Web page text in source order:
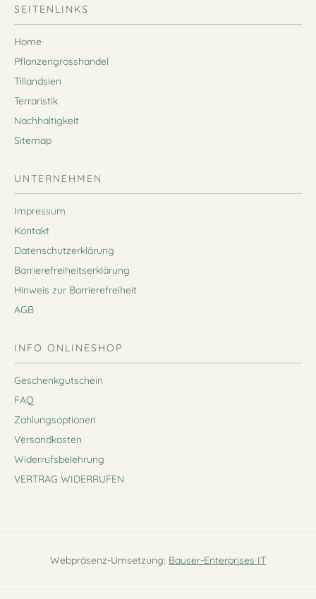
SEITENLINKS
Home
Pflanzengrosshandel
Tillandsien
Terraristik
Nachhaltigkeit
Sitemap
UNTERNEHMEN
Impressum
Kontakt
Datenschutzerklärung
Barrierefreiheitserklärung
Hinweis zur Barrierefreiheit
AGB
INFO ONLINESHOP
Geschenkgutschein
FAQ
Zahlungsoptionen
Versandkosten
Widerrufsbelehrung
VERTRAG WIDERRUFEN
Webpräsenz-Umsetzung: Bauser-Enterprises IT